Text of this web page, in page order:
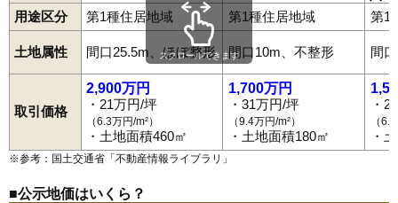
81 西島町 10万円 1,188万円 -0.7%
82 吉井町吉井 10万円 861万円 -3.8%
83 正観寺町 10万円 1,147万円 -0.6%
下小塙町 986万円 -0.5%
85 東中里町 930万円 -0.0%
中島町 9.6万円 896万円 -1.9%
87 吉井町塩川 9.5万円
用途区分 第1種住居地域 第1種住居地域 第1
土地属性 間口25.5m、ほぼ整形 間口10m、不整形 間
取引価格
2,900万円
・21万円/坪
（6.3万円/m²）
・土地面積460㎡
1,700万円
・31万円/坪
（9.4万円/m²）
・土地面積180㎡
・
（
・
スクロールできます
※参考：国土交通省「不動産情報ライブラリ 」
■公示地価はいくら？
中大類町
中尾町中里町中里見町中島町中豊岡町並榎町
西国分町西島町西横手町日光町根小屋町乗附町萩原町
鼻高町
浜川町 榛名山町東貝沢町 東国分町東中里町
引間町
聖石町日高町冷水町福島町 藤塚町双葉町保渡田町
本郷町町屋町箕郷町生原箕郷町柏木沢箕郷町上芝
箕郷町下芝 箕郷町白川 箕郷町富岡箕郷町西明屋
箕郷町東明屋箕郷町矢原 箕郷町和田山三ツ寺町緑町
南新波町
南大類町棟高町 本町矢島町八千代町
八幡原町山田町山名町 楽間町若田町若松町
和田多中町綿貫町吉井町池 吉井町石神吉井町岩井
吉井町岩崎吉井町小串吉井町片山 吉井町上奥平
吉井町多胡
吉井町長根
吉井町矢田吉井町吉井吉井町吉井川
倉賀野駅新町駅北高崎駅群馬八幡駅高崎問屋町駅井野駅
高崎〔上信〕駅南高崎駅根小屋駅 高崎商科大学前駅
西山名駅馬庭駅吉井駅西吉井駅佐野のわたし駅